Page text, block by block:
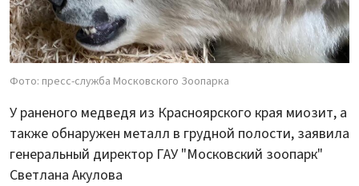
Фото: пресс-служба Московского Зоопарка
У раненого медведя из Красноярского края миозит, а
также обнаружен металл в грудной полости, заявила
генеральный директор ГАУ "Московский зоопарк"
Светлана Акулова